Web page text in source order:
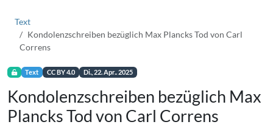
Text
Kondolenzschreiben bezüglich Max Plancks Tod von Carl
Correns
Text CC BY 4.0 Di., 22. Apr.. 2025
Kondolenzschreiben bezüglich Max
Plancks Tod von Carl Correns